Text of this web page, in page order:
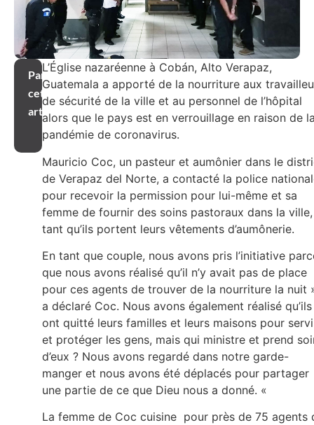
Partager
cet
article
L’Église nazaréenne à Cobán, Alto Verapaz,
Guatemala a apporté de la nourriture aux
de sécurité de la ville et au personnel de l’hôpital
alors que le pays est en verrouillage en raison de
pandémie de coronavirus.
Mauricio Coc, un pasteur et aumônier dans le
de Verapaz del Norte, a contacté la police
pour recevoir la permission pour lui-même et sa
femme de fournir des soins pastoraux dans la ville,
tant qu’ils portent leurs vêtements d’aumônerie.
En tant que couple, nous avons pris l’initiative
que nous avons réalisé qu’il n’y avait pas de place
pour ces agents de trouver de la nourriture la nuit
a déclaré Coc. Nous avons également réalisé qu’ils
ont quitté leurs familles et leurs maisons pour
et protéger les gens, mais qui ministre et prend
d’eux ? Nous avons regardé dans notre garde-
manger et nous avons été déplacés pour partager
une partie de ce que Dieu nous a donné. «
La femme de Coc cuisine pour près de 75 agents